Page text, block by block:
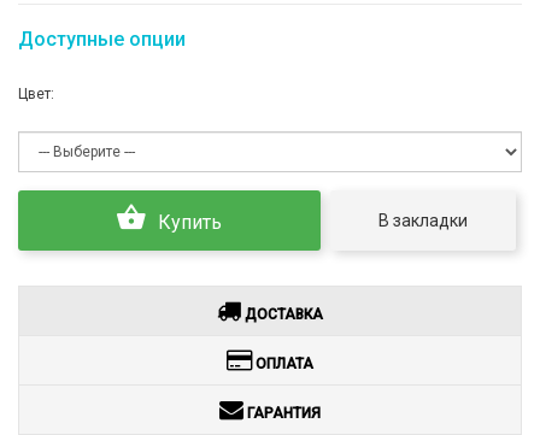
Доступные опции
Цвет:
Купить В закладки
ДОСТАВКА
ОПЛАТА
ГАРАНТИЯ